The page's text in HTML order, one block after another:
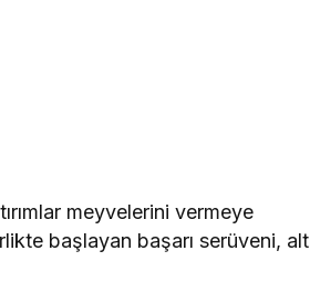
meyvelerini vermeye
başlayan başarı serüveni, alt